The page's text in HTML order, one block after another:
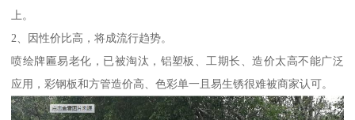
上。
2、因性价比高，将成流行趋势。
喷绘牌匾易老化，已被淘汰，铝塑板、工期长、造价太高不能广泛
应用，彩钢板和方管造价高、色彩单一且易生锈很难被商家认可。